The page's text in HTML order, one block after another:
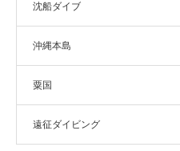
沈船ダイブ
沖縄本島
粟国
遠征ダイビング